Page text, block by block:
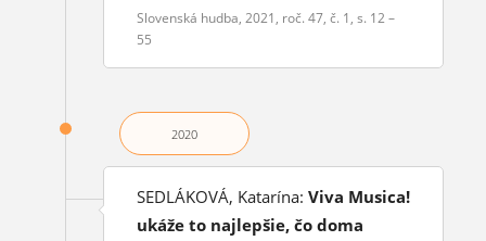
Slovenská hudba, 2021, roč. 47, č. 1, s. 12 –
55
2020
SEDLÁKOVÁ, Katarína: Viva Musica!
ukáže to najlepšie, čo doma